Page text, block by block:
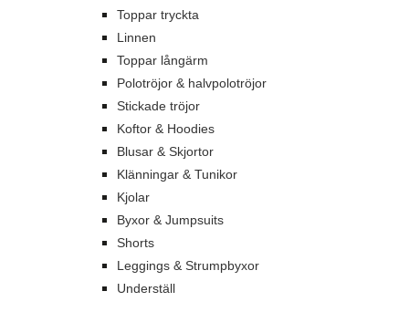
Toppar tryckta
Linnen
Toppar långärm
Polotröjor & halvpolotröjor
Stickade tröjor
Koftor & Hoodies
Blusar & Skjortor
Klänningar & Tunikor
Kjolar
Byxor & Jumpsuits
Shorts
Leggings & Strumpbyxor
Underställ